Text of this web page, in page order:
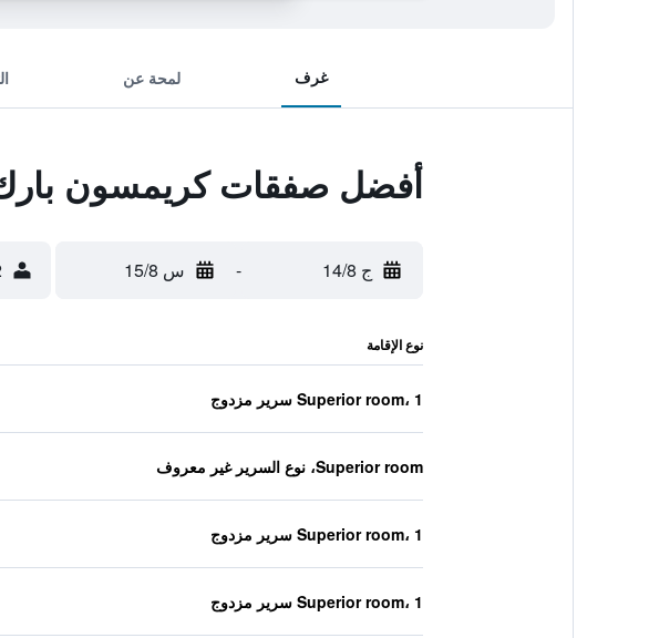
غرف لمحة عن
أفضل صفقات كريمسون
ج 14/8 - س 15/8 2
نوع الإقامة
Superior room، 1 سرير مزدوج
Superior room، نوع السرير غير معروف
Superior room، 1 سرير مزدوج
Superior room، 1 سرير مزدوج